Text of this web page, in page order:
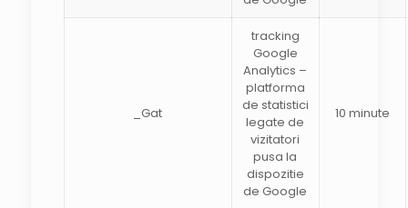
_Gat
tracking
Google
Analytics –
platforma
de statistici
legate de
vizitatori
pusa la
dispozitie
de Google
10 minute